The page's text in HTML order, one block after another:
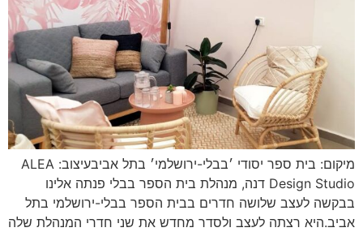
מיקום: בית ספר יסודי ׳בבלי-ירושלמי׳ בתל אביבעיצוב: ALEA
Design Studio דנה, מנהלת בית הספר בבלי פנתה אלינו
בבקשה לעצב שלושה חדרים בבית הספר בבלי-ירושלמי בתל
אביב.היא רצתה לעצב ולסדר מחדש את שני חדרי המנהלת שלה